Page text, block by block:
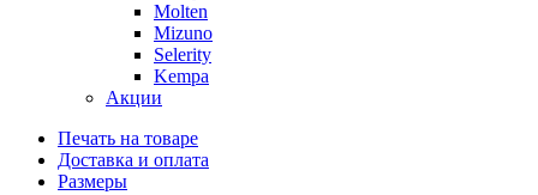
Molten
Mizuno
Selerity
Kempa
Акции
Печать на товаре
Доставка и оплата
Размеры